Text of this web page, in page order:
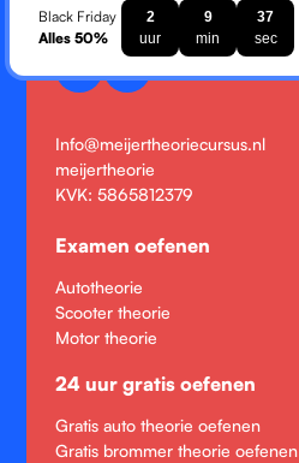
Info@meijertheoriecursus.nl
meijertheorie
KVK: 5865812379
Examen oefenen
Autotheorie
Scooter theorie
Motor theorie
24 uur gratis oefenen
Gratis auto theorie oefenen
Gratis brommer theorie oefenen
Black Friday
Alles 50%
2
uur
9
min
36
sec